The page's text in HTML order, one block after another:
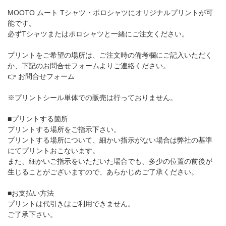
MOOTO ムート Tシャツ・ポロシャツにオリジナルプリントが可
能です。
必ずTシャツまたはポロシャツと一緒にご注文ください。
プリントをご希望の場所は、ご注文時の備考欄にご記入いただく
か、下記のお問合せフォームよりご連絡ください。
👉 お問合せフォーム
※プリントシール単体での販売は行っておりません。
■プリントする箇所
プリントする場所をご指示下さい。
プリントする場所について、細かい指示がない場合は弊社の基準
にてプリントおこないます。
また、細かいご指示をいただいた場合でも、多少の位置の前後が
生じることがございますので、あらかじめご了承ください。
■お支払い方法
プリントは代引きはご利用できません。
ご了承下さい。